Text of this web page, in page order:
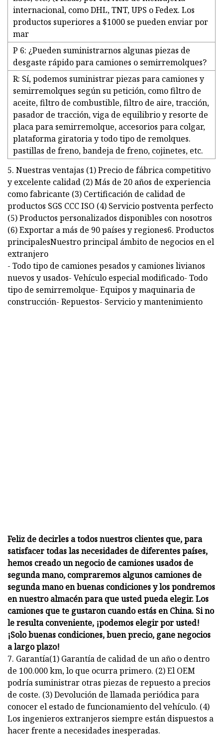
internacional, como DHL, TNT, UPS o Fedex. Los
productos superiores a $1000 se pueden enviar por
mar
P 6: ¿Pueden suministrarnos algunas piezas de
desgaste rápido para camiones o semirremolques?
R: Sí, podemos suministrar piezas para camiones y
semirremolques según su petición, como filtro de
aceite, filtro de combustible, filtro de aire, tracción,
pasador de tracción, viga de equilibrio y resorte de
placa para semirremolque, accesorios para colgar,
plataforma giratoria y todo tipo de remolques.
pastillas de freno, bandeja de freno, cojinetes, etc.
5. Nuestras ventajas (1) Precio de fábrica competitivo
y excelente calidad (2) Más de 20 años de experiencia
como fabricante (3) Certificación de calidad de
productos SGS CCC ISO (4) Servicio postventa perfecto
(5) Productos personalizados disponibles con nosotros
(6) Exportar a más de 90 países y regiones6. Productos
principalesNuestro principal ámbito de negocios en el
extranjero
- Todo tipo de camiones pesados ​​y camiones livianos
nuevos y usados- Vehículo especial modificado- Todo
tipo de semirremolque- Equipos y maquinaria de
construcción- Repuestos- Servicio y mantenimiento
Feliz de decirles a todos nuestros clientes que, para
satisfacer todas las necesidades de diferentes países,
hemos creado un negocio de camiones usados ​​de
segunda mano, compraremos algunos camiones de
segunda mano en buenas condiciones y los pondremos
en nuestro almacén para que usted pueda elegir. Los
camiones que te gustaron cuando estás en China. Si no
le resulta conveniente, ¡podemos elegir por usted!
¡Solo buenas condiciones, buen precio, gane negocios
a largo plazo!
7. Garantía(1) Garantía de calidad de un año o dentro
de 100.000 km, lo que ocurra primero. (2) El OEM
podría suministrar otras piezas de repuesto a precios
de coste. (3) Devolución de llamada periódica para
conocer el estado de funcionamiento del vehículo. (4)
Los ingenieros extranjeros siempre están dispuestos a
hacer frente a necesidades inesperadas.